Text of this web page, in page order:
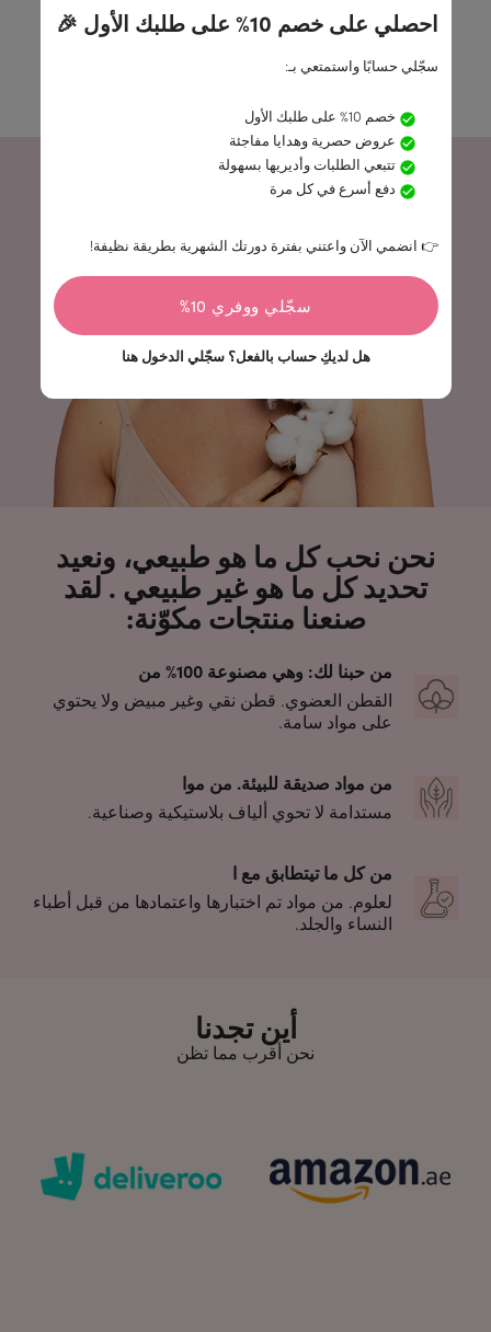
اختاري منتجاتك
ضعي ما تحتاجين إليه بالضبط: الفوط الصحية أو السدادات
القطنية أو الفوط اليوميّة أو جميعها.
نحن نحب كل ما هو طبيعي، ونعيد
تحديد كل ما هو غير طبيعي . لقد
صنعنا منتجات مكوّنة:
من حبنا لك: وهي مصنوعة 100% من
القطن العضوي. قطن نقي وغير مبيض ولا يحتوي
على مواد سامة.
من مواد صديقة للبيئة. من موا
مستدامة لا تحوي ألياف بلاستيكية وصناعية.
من كل ما تيتطابق مع ا
لعلوم. من مواد تم اختبارها واعتمادها من قبل أطباء
النساء والجلد.
أين تجدنا
نحن أقرب مما تظن
احصلي على خصم 10% على طلبك الأول 🎉
سجّلي حسابًا واستمتعي بـ:
خصم 10% على طلبك الأول
عروض حصرية وهدايا مفاجئة
تتبعي الطلبات وأديريها بسهولة
دفع أسرع في كل مرة
👉 انضمي الآن واعتني بفترة دورتك الشهرية بطريقة نظيفة!
سجّلي ووفري 10%
هل لديكِ حساب بالفعل؟سجّلي الدخول هنا